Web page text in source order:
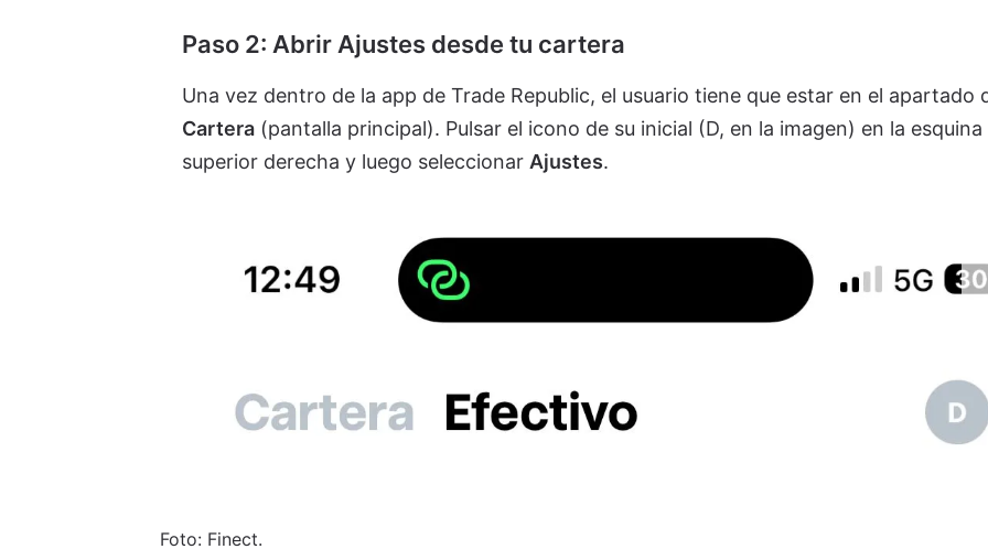
Paso 2: Abrir Ajustes desde tu cartera
Una vez dentro de la app de Trade Republic, el usuario tiene que estar en el apartado
Cartera(pantalla principal). Pulsar el icono de su inicial (D, en la imagen) en la esquina
superior derecha y luego seleccionar Ajustes.
Foto: Finect.